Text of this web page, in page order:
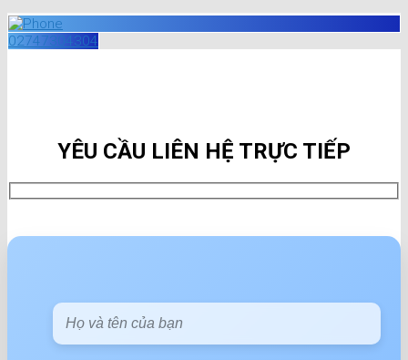
02747304304
YÊU CẦU LIÊN HỆ TRỰC TIẾP